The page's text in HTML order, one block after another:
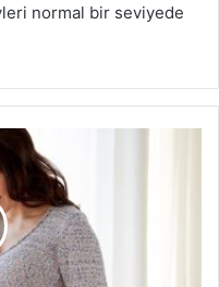
normal bir seviyede